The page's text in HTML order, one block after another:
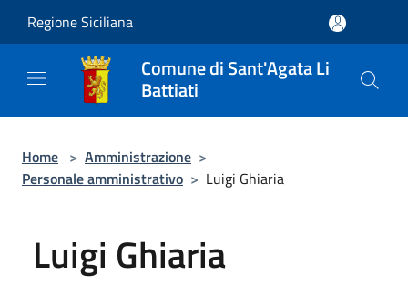
Regione Siciliana
Comune di Sant'Agata Li
Battiati
Home > Amministrazione >
Personale amministrativo > Luigi Ghiaria
Luigi Ghiaria